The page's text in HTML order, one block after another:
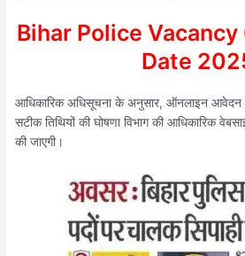
Bihar Police
Date
आधिकारिक अधिसूचना के अनुसार, ऑनलाइन आवेदन
सटीक तिथियों की घोषणा विभाग की आधिकारिक
की जाएगी।